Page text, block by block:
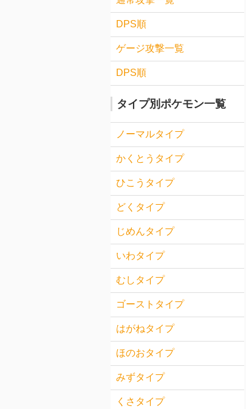
DPS順
ゲージ攻撃一覧
DPS順
タイプ別ポケモン一覧
ノーマルタイプ
かくとうタイプ
ひこうタイプ
どくタイプ
じめんタイプ
いわタイプ
むしタイプ
ゴーストタイプ
はがねタイプ
ほのおタイプ
みずタイプ
くさタイプ